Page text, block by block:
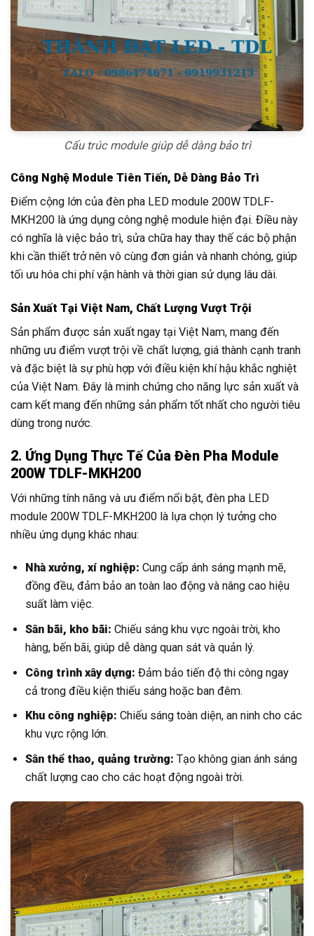
Cấu trúc module giúp dễ dàng bảo trì
Công Nghệ Module Tiên Tiến, Dễ Dàng Bảo Trì
Điểm cộng lớn của đèn pha LED module 200W TDLF-
MKH200 là ứng dụng công nghệ module hiện đại. Điều này
có nghĩa là việc bảo trì, sửa chữa hay thay thế các bộ phận
khi cần thiết trở nên vô cùng đơn giản và nhanh chóng, giúp
tối ưu hóa chi phí vận hành và thời gian sử dụng lâu dài.
Sản Xuất Tại Việt Nam, Chất Lượng Vượt Trội
Sản phẩm được sản xuất ngay tại Việt Nam, mang đến
những ưu điểm vượt trội về chất lượng, giá thành cạnh tranh
và đặc biệt là sự phù hợp với điều kiện khí hậu khắc nghiệt
của Việt Nam. Đây là minh chứng cho năng lực sản xuất và
cam kết mang đến những sản phẩm tốt nhất cho người tiêu
dùng trong nước.
2. Ứng Dụng Thực Tế Của Đèn Pha Module
200W TDLF-MKH200
Với những tính năng và ưu điểm nổi bật, đèn pha LED
module 200W TDLF-MKH200 là lựa chọn lý tưởng cho
nhiều ứng dụng khác nhau:
Nhà xưởng, xí nghiệp: Cung cấp ánh sáng mạnh mẽ,
đồng đều, đảm bảo an toàn lao động và nâng cao hiệu
suất làm việc.
Sân bãi, kho bãi: Chiếu sáng khu vực ngoài trời, kho
hàng, bến bãi, giúp dễ dàng quan sát và quản lý.
Công trình xây dựng: Đảm bảo tiến độ thi công ngay
cả trong điều kiện thiếu sáng hoặc ban đêm.
Khu công nghiệp: Chiếu sáng toàn diện, an ninh cho các
khu vực rộng lớn.
Sân thể thao, quảng trường: Tạo không gian ánh sáng
chất lượng cao cho các hoạt động ngoài trời.